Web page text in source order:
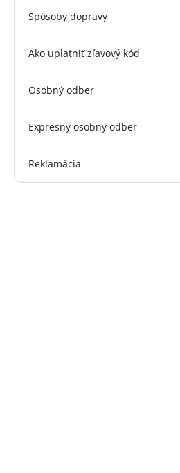
Spôsoby dopravy
Ako uplatniť zľavový kód
Osobný odber
Expresný osobný odber
Reklamácia